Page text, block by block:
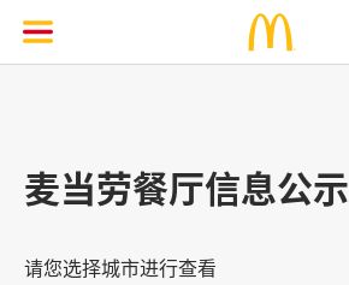
麦当劳餐厅信息公示
请您选择城市进行查看